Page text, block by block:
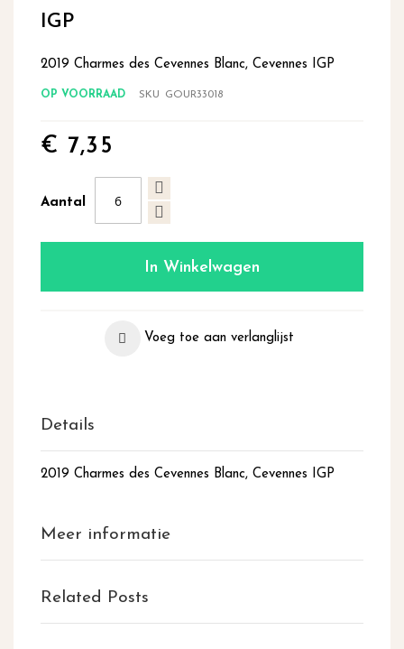
van
afbeeldingen-
IGP
2019 Charmes des Cevennes Blanc, Cevennes IGP
OP VOORRAAD SKU GOUR33018
€ 7,35
Aantal
In Winkelwagen
Voeg toe aan verlanglijst
Details
2019 Charmes des Cevennes Blanc, Cevennes IGP
Meer informatie
Related Posts